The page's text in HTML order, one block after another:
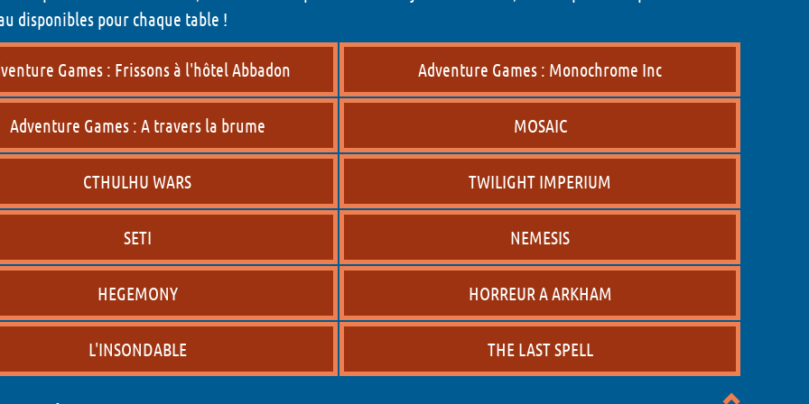
disponibles pour chaque table !
Games : Frissons à l'hôtel Abbadon Adventure Games : Monochrome Inc
Adventure Games : A travers la brume MOSAIC
CTHULHU WARS TWILIGHT IMPERIUM
SETI NEMESIS
HEGEMONY HORREUR A ARKHAM
L'INSONDABLE THE LAST SPELL